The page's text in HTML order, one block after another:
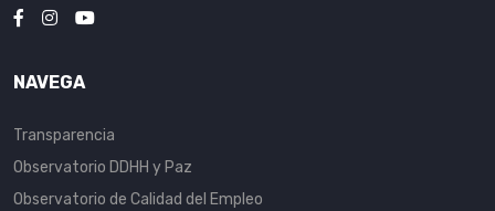
NAVEGA
Transparencia
Observatorio DDHH y Paz
Observatorio de Calidad del Empleo